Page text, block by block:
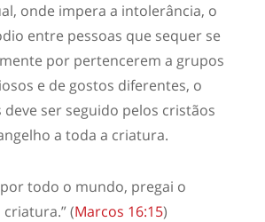
onde impera a intolerância, o
entre pessoas que sequer se
por pertencerem a grupos
e de gostos diferentes, o
deve ser seguido pelos cristãos
a toda a criatura.
por todo o mundo, pregai o
criatura.” (Marcos 16:15)